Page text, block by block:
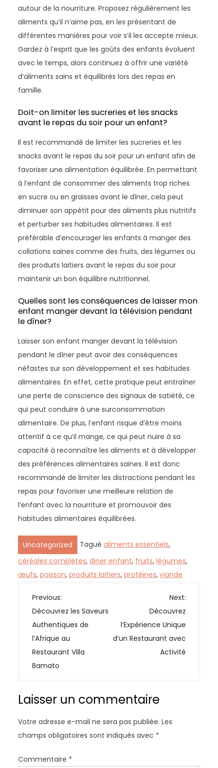
autour de la nourriture. Proposez régulièrement les
aliments qu’il n’aime pas, en les présentant de
différentes manières pour voir s’il les accepte mieux.
Gardez à l’esprit que les goûts des enfants évoluent
avec le temps, alors continuez à offrir une variété
d’aliments sains et équilibrés lors des repas en
famille.
Doit-on limiter les sucreries et les snacks
avant le repas du soir pour un enfant?
Il est recommandé de limiter les sucreries et les
snacks avant le repas du soir pour un enfant afin de
favoriser une alimentation équilibrée. En permettant
à l’enfant de consommer des aliments trop riches
en sucre ou en graisses avant le dîner, cela peut
diminuer son appétit pour des aliments plus nutritifs
et perturber ses habitudes alimentaires. Il est
préférable d’encourager les enfants à manger des
collations saines comme des fruits, des légumes ou
des produits laitiers avant le repas du soir pour
maintenir un bon équilibre nutritionnel.
Quelles sont les conséquences de laisser mon
enfant manger devant la télévision pendant
le dîner?
Laisser son enfant manger devant la télévision
pendant le dîner peut avoir des conséquences
néfastes sur son développement et ses habitudes
alimentaires. En effet, cette pratique peut entraîner
une perte de conscience des signaux de satiété, ce
qui peut conduire à une surconsommation
alimentaire. De plus, l’enfant risque d’être moins
attentif à ce qu’il mange, ce qui peut nuire à sa
capacité à reconnaître les aliments et à développer
des préférences alimentaires saines. Il est donc
recommandé de limiter les distractions pendant les
repas pour favoriser une meilleure relation de
l’enfant avec la nourriture et promouvoir des
habitudes alimentaires équilibrées.
Uncategorized Taguéaliments essentiels,
céréales complètes,diner enfant, fruits,légumes,
œufs,poisson,produits laitiers,protéines,viande
N
a
v
i
g
a
o
d
e
l
Previous:
Découvrez les Saveurs
Authentiques de
l’Afrique au
Restaurant Villa
Bamato
Next:
Découvrez
l’Expérience Unique
d’un Restaurant avec
Activité
Laisser un commentaire
Votre adresse e-mail ne sera pas publiée. Les
champs obligatoires sont indiqués avec *
Commentaire *